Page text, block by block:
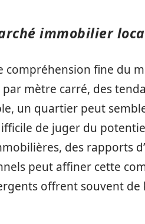
immobilier
compréhension fine du
mètre carré, des
un quartier peut
de juger du
des rapports
peut affiner cette
offrent souvent